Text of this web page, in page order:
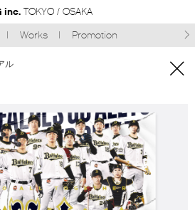
inc. TOKYO / OSAKA
Works Promotion
ル 
